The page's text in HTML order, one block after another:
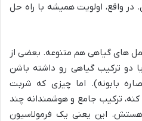
در واقع، اولویت همیشه با راه حل
های گیاهی هم متنوعه. بعضی از
دو ترکیب گیاهی رو داشته باشن
بابونه). اما چیزی که شربت
ترکیب جامع و هوشمندانه چند
عصاره گیاهی با ویتامین B6 هستش. این یعنی یک فرمولاسیون